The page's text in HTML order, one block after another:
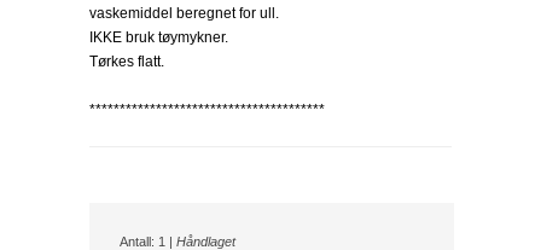
vaskemiddel beregnet for ull.
IKKE bruk tøymykner.
Tørkes flatt.
***************************************
Antall: 1 | Håndlaget